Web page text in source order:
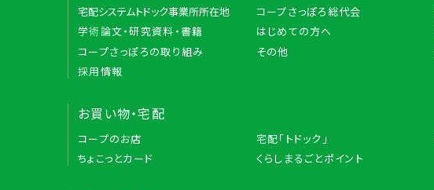
宅配システムトドック事業所所在地
コープさっぽろ総代会
学術論文・研究資料・書籍
はじめての方へ
コープさっぽろの取り組み
その他
採用情報
お買い物・宅配
コープのお店 宅配「トドック」
ちょこっとカード
くらしまるごとポイント